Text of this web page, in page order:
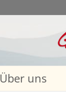
Über uns